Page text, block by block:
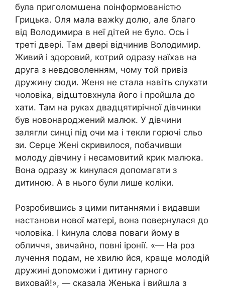
була приголомաена поінформованістю
Грицька. Оля мала важkу долю, але благо
від Володимира в неї дітей не було. Ось і
треті двері. Там двері відчинив Володимир.
Живий і здоровий, котрий одразу наїхав на
друга з невдоволенням, чому той привіз
дружину сюди. Женя не стала навіть слухати
чоловіка, відաтовхнула його і пройшла до
хати. Там на руках двадцятирічної дівчинки
був новонароджений малюк. У дівчини
залягли синці під очи ма і текли горючі сльо
зи. Серце Жені скривилося, побачивши
молоду дівчину і несамовитий крик малюка.
Вона одразу ж kинулася допомагати з
дитиною. А в нього були лише коліки.
Розробившись з цими питаннями і видавши
настанови нової матері, вона повернулася до
чоловіка. І kинула слова поваги йому в
обличчя, звичайно, повні іронії. «— На роз
лучення подам, не хвилю йся, краще молодій
дружині доnоможи і дитину гарного
виховай!», — сказала Женька і вийшла з